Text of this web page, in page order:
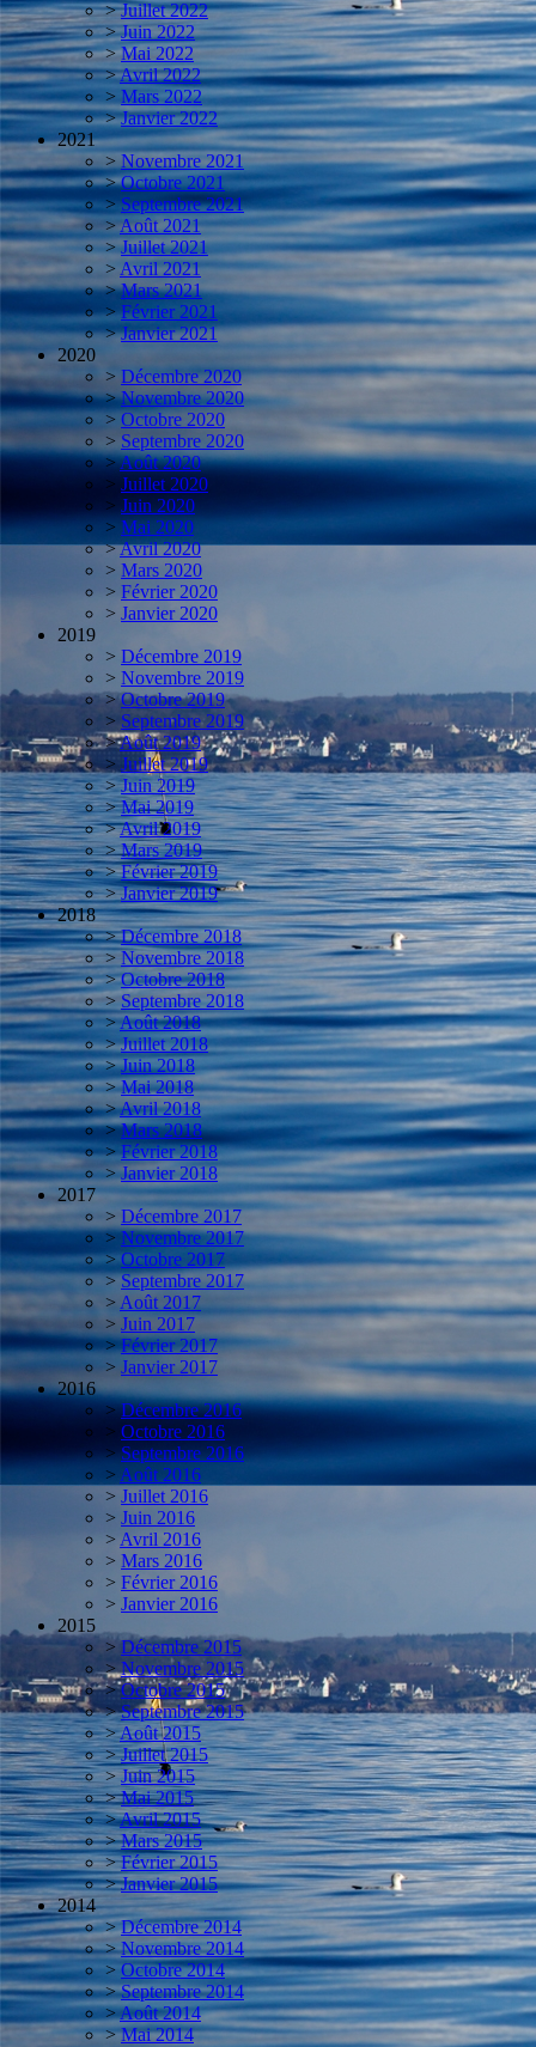
> Juillet 2022
> Juin 2022
> Mai 2022
>Avril 2022
> Mars 2022
> Janvier 2022
2021
> Novembre 2021
> Octobre 2021
> Septembre 2021
>Août 2021
> Juillet 2021
> Avril 2021
> Mars 2021
> Février 2021
> Janvier 2021
2020
> Décembre 2020
> Novembre 2020
> Octobre 2020
> Septembre 2020
>Août 2020
> Juillet 2020
> Juin 2020
> Mai 2020
>Avril 2020
> Mars 2020
> Février 2020
> Janvier 2020
2019
> Décembre 2019
> Novembre 2019
> Octobre 2019
> Septembre 2019
>Août 2019
> Juillet 2019
> Juin 2019
> Mai 2019
>Avril 2019
> Mars 2019
> Février 2019
> Janvier 2019
2018
> Décembre 2018
> Novembre 2018
> Octobre 2018
> Septembre 2018
>Août 2018
> Juillet 2018
> Juin 2018
> Mai 2018
>Avril 2018
> Mars 2018
> Février 2018
> Janvier 2018
2017
> Décembre 2017
> Novembre 2017
> Octobre 2017
> Septembre 2017
> Août 2017
> Juin 2017
> Février 2017
> Janvier 2017
2016
> Décembre 2016
> Octobre 2016
> Septembre 2016
> Août 2016
> Juillet 2016
> Juin 2016
> Avril 2016
> Mars 2016
> Février 2016
> Janvier 2016
2015
> Décembre 2015
> Novembre 2015
> Octobre 2015
> Septembre 2015
>Août 2015
> Juillet 2015
> Juin 2015
> Mai 2015
>Avril 2015
> Mars 2015
> Février 2015
> Janvier 2015
2014
> Décembre 2014
> Novembre 2014
> Octobre 2014
> Septembre 2014
>Août 2014
> Mai 2014